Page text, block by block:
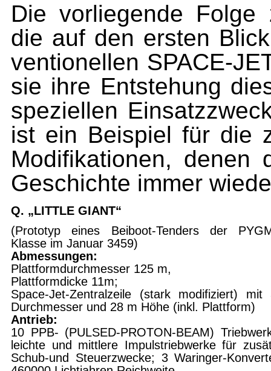
Die vorliegende Folge
die auf den ersten
ventionellen SPACE-
sie ihre Entstehung
speziellen
ist ein Beispiel für die
Modifikationen, denen
Geschichte immer
Q. „LITTLE GIANT“
(Prototyp eines Beiboot-Tenders der
Klasse im Januar 3459)
Abmessungen:
Plattformdurchmesser 125 m,
Plattformdicke 11m;
Space-Jet-Zentralzeile (stark modifiziert)
Durchmesser und 28 m Höhe (inkl. Plattform)
Antrieb:
10 PPB- (PULSED-PROTON-BEAM)
leichte und mittlere Impulstriebwerke für
Schub-und Steuerzwecke; 3 Waringer-